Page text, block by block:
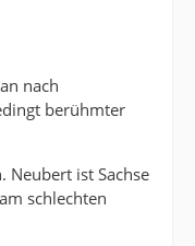
nach
berühmter
Neubert ist Sachse
schlechten